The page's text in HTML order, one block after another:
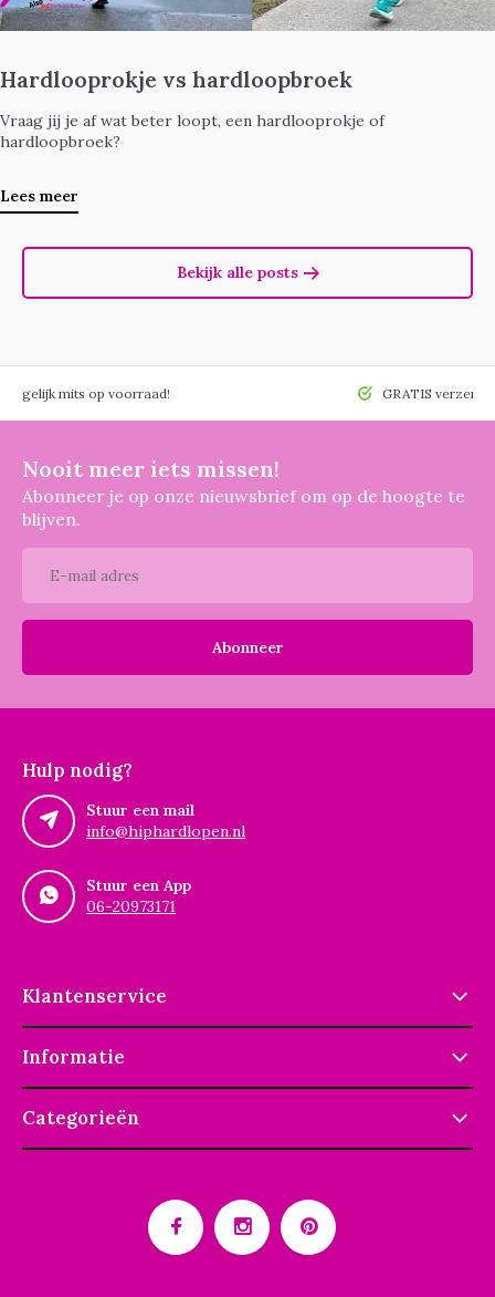
Hardlooprokje vs hardloopbroek
Vraag jij je af wat beter loopt, een hardlooprokje of
hardloopbroek?
Lees meer
Bekijk alle posts
mits op voorraad! GRATIS
Nooit meer iets missen!
Abonneer je op onze nieuwsbrief om op de hoogte te
blijven.
Abonneer
Hulp nodig?
Stuur een mail
info@hiphardlopen.nl
Stuur een App
06-20973171
Klantenservice
Informatie
Categorieën